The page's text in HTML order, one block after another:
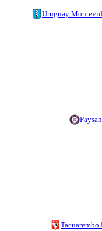
Uruguay
Tacuarembo